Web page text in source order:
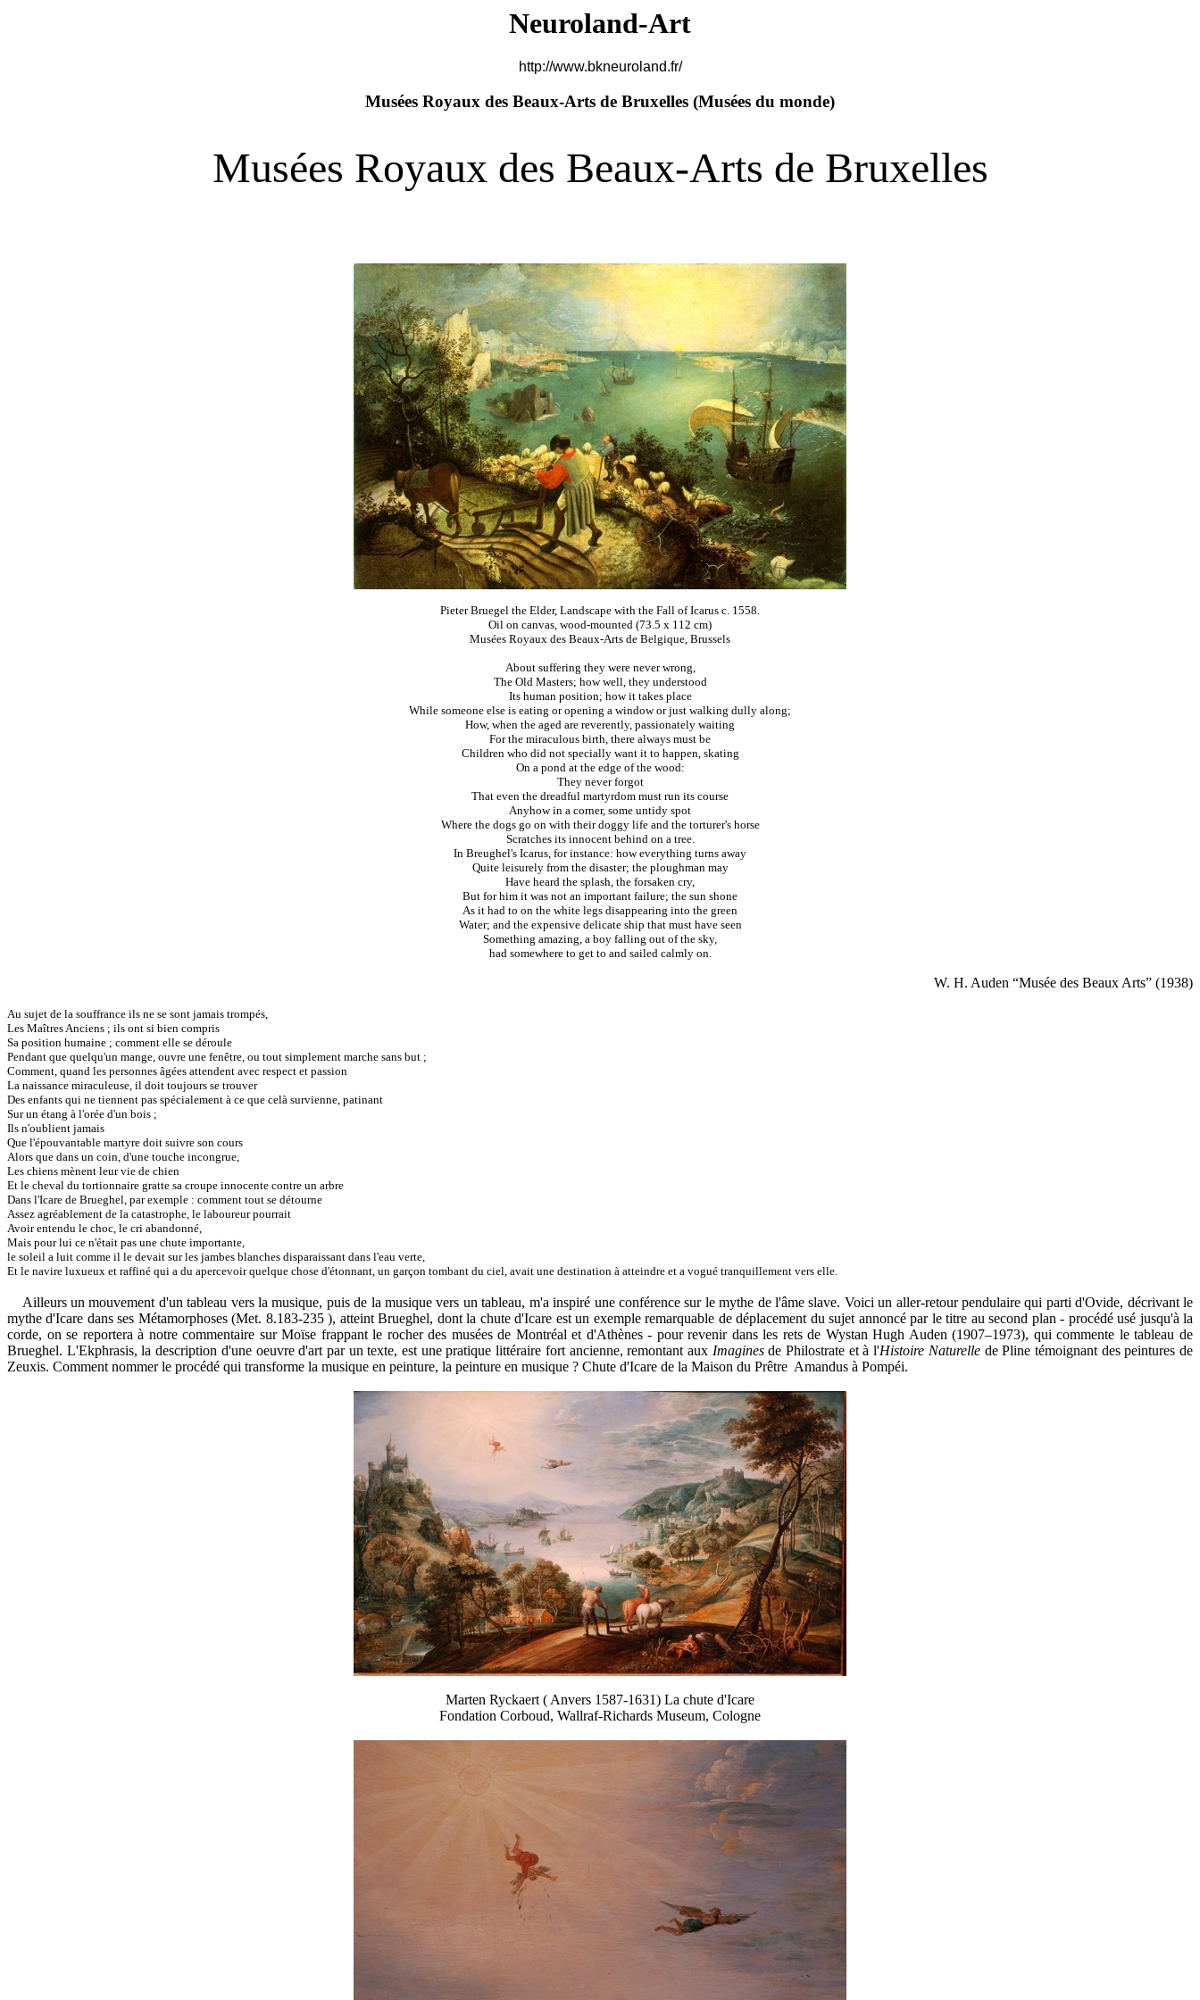
Neuroland-Art
http://www.bkneuroland.fr/
Musées Royaux des Beaux-Arts de Bruxelles (Musées du monde)
Musées Royaux des Beaux-Arts de Bruxelles
Pieter Bruegel the Elder, Landscape with the Fall of Icarus c. 1558.
Oil on canvas, wood-mounted (73.5 x 112 cm)
Musées Royaux des Beaux-Arts de Belgique, Brussels
About suffering they were never wrong,
The Old Masters; how well, they understood
Its human position; how it takes place
While someone else is eating or opening a window or just walking dully along;
How, when the aged are reverently, passionately waiting
For the miraculous birth, there always must be
Children who did not specially want it to happen, skating
On a pond at the edge of the wood:
They never forgot
That even the dreadful martyrdom must run its course
Anyhow in a corner, some untidy spot
Where the dogs go on with their doggy life and the torturer's horse
Scratches its innocent behind on a tree.
In Breughel's Icarus, for instance: how everything turns away
Quite leisurely from the disaster; the ploughman may
Have heard the splash, the forsaken cry,
But for him it was not an important failure; the sun shone
As it had to on the white legs disappearing into the green
Water; and the expensive delicate ship that must have seen
Something amazing, a boy falling out of the sky,
had somewhere to get to and sailed calmly on.
W. H. Auden “Musée des Beaux Arts” (1938)
Au sujet de la souffrance ils ne se sont jamais trompés,
Les Maîtres Anciens ; ils ont si bien compris
Sa position humaine ; comment elle se déroule
Pendant que quelqu'un mange, ouvre une fenêtre, ou tout simplement marche sans but ;
Comment, quand les personnes âgées attendent avec respect et passion
La naissance miraculeuse, il doit toujours se trouver
Des enfants qui ne tiennent pas spécialement à ce que celà survienne, patinant
Sur un étang à l'orée d'un bois ;
Ils n'oublient jamais
Que l'épouvantable martyre doit suivre son cours
Alors que dans un coin, d'une touche incongrue,
Les chiens mènent leur vie de chien
Et le cheval du tortionnaire gratte sa croupe innocente contre un arbre
Dans l'Icare de Brueghel, par exemple : comment tout se détourne
Assez agréablement de la catastrophe, le laboureur pourrait
Avoir entendu le choc, le cri abandonné,
Mais pour lui ce n'était pas une chute importante,
le soleil a luit comme il le devait sur les jambes blanches disparaissant dans l'eau verte,
Et le navire luxueux et raffiné qui a du apercevoir quelque chose d'étonnant, un garçon tombant du ciel, avait une destination à atteindre et a vogué tranquillement vers elle.
Ailleurs un mouvement d'un tableau vers la musique, puis de la musique vers un tableau, m'a inspiré une conférence sur le mythe de l'âme slave. Voici un aller-retour pendulaire qui parti d'Ovide, décrivant le
mythe d'Icare dans ses Métamorphoses(Met. 8.183-235 ), atteint Brueghel, dont la chute d'Icare est un exemple remarquable de déplacement du sujet annoncé par le titre au second plan - procédé usé jusqu'à la
corde, on se reportera à notre commentaire sur Moïse frappant le rocher des musées de Montréal et d'Athènes - pour revenir dans les rets de Wystan Hugh Auden (1907–1973), qui commente le tableau de
Brueghel. L'Ekphrasis, la description d'une oeuvre d'art par un texte, est une pratique littéraire fort ancienne, remontant aux Imaginesde Philostrate et à l'Histoire Naturellede Pline témoignant des peintures de
Zeuxis. Comment nommer le procédé qui transforme la musique en peinture, la peinture en musique ? Chute d'Icare de la Maison du Prêtre Amandus à Pompéi.
Marten Ryckaert ( Anvers 1587-1631) La chute d'Icare
Fondation Corboud, Wallraf-Richards Museum, Cologne